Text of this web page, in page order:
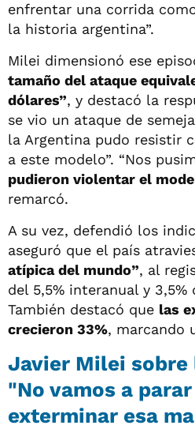
enfrentar una corrida
la historia argentina”.
Milei dimensionó ese
tamaño del ataque
dólares”, y destacó la
se vio un ataque de
la Argentina pudo resistir
a este modelo”. “Nos
pudieron violentar el
remarcó.
A su vez, defendió los
aseguró que el país
atípica del mundo”, al
del 5,5% interanual y 3,5%
También destacó que las
crecieron 33%, marcando
Javier Milei
"No vamos a
exterminar esa